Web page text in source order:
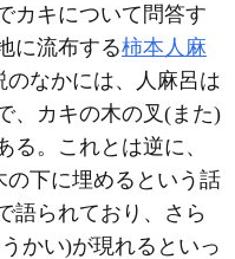
カキについて問答す
に流布する柿本人麻
なかには、人麻呂は
、カキの木の叉(また)
。これとは逆に、
下に埋めるという話
語られており、さら
かい)が現れるといっ